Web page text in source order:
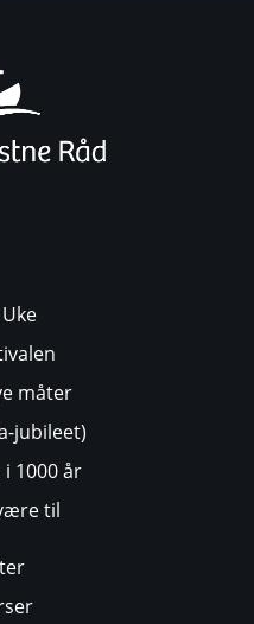
måter
jubileet)
1000 år
til